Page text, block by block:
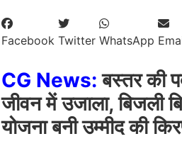
Facebook Twitter WhatsApp
CG News:बस्तर की
जीवन में उजाला, बिजली
योजना बनी उम्मीद की